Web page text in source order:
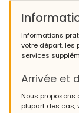
Informations
votre départ, les
services
Arrivée et
Nous proposons
plupart des cas,